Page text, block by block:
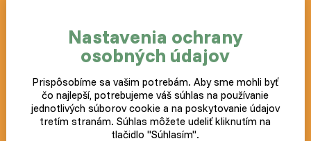
zaslanom e-mailu.
Nastavenia ochrany
osobných údajov
Prispôsobíme sa vašim potrebám. Aby sme mohli byť
čo najlepší, potrebujeme váš súhlas na používanie
jednotlivých súborov cookie a na poskytovanie údajov
tretím stranám. Súhlas môžete udeliť kliknutím na
tlačidlo "Súhlasím".